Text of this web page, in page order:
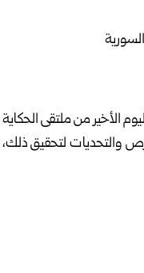
الأخير من ملتقى الحكاية
والتحديات لتحقيق ذلك،